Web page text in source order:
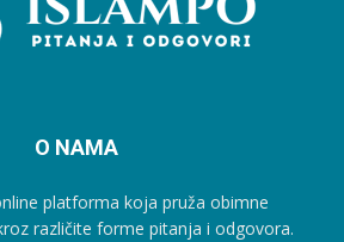
O NAMA
platforma koja pruža obimne
različite forme pitanja i odgovora.